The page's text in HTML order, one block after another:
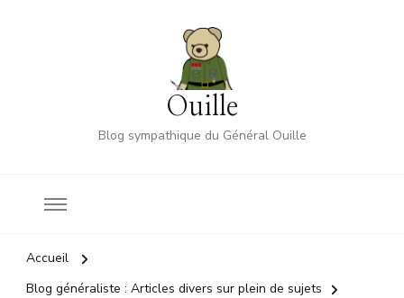
Ouille
Blog sympathique du Général Ouille
Accueil
Blog généraliste : Articles divers sur plein de sujets